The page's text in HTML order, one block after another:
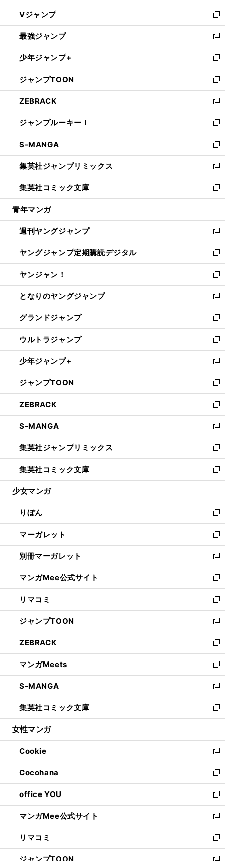
ウ
ィ
ン
ド
ウ
で
開
く
し
い
ウ
ィ
ン
ド
ウ
で
開
く
Vジャンプ
新
し
い
ウ
ィ
ン
ド
ウ
で
開
く
最強ジャンプ
新
し
い
ウ
ィ
ン
ド
ウ
で
開
く
少年ジャンプ+
新
し
い
ウ
ィ
ン
ド
ウ
で
開
く
ジャンプTOON
新
し
い
ウ
ィ
ン
ド
ウ
で
開
く
ZEBRACK
新
し
い
ウ
ィ
ン
ド
ウ
で
開
ジャンプルーキー！
新
し
い
ウ
ィ
ン
ド
ウ
開
く
S-MANGA
新
し
い
ウ
ィ
ン
ウ
で
開
く
集英社ジャンプリミックス
新
し
い
ウ
ン
ド
ウ
で
開
く
集英社コミック文庫
新
し
ウ
ィ
ン
ド
ウ
で
開
く
青年マンガ
週刊ヤングジャンプ
新
し
い
ウ
ィ
ン
ド
ウ
で
開
く
ヤングジャンプ定期購読デジタル
新
し
い
ウ
ィ
ン
ド
ウ
で
開
く
ヤンジャン！
新
し
い
ウ
ィ
ン
ド
ウ
で
開
く
となりのヤングジャンプ
新
し
い
ウ
ィ
ン
ド
ウ
で
開
く
グランドジャンプ
新
し
い
ウ
ィ
ン
ド
ウ
で
開
く
ウルトラジャンプ
新
し
い
ウ
ィ
ン
ド
ウ
で
開
く
少年ジャンプ+
新
し
い
ウ
ィ
ン
ド
ウ
で
開
く
ジャンプTOON
新
し
い
ウ
ィ
ン
ド
ウ
で
開
ZEBRACK
新
し
い
ウ
ィ
ン
ド
ウ
開
く
S-MANGA
新
し
い
ウ
ィ
ン
ウ
で
開
く
集英社ジャンプリミックス
新
し
い
ウ
ン
ド
ウ
で
開
く
集英社コミック文庫
新
し
ウ
ィ
ン
ド
ウ
で
開
く
少女マンガ
りぼん
新
し
い
ウ
ィ
ン
ド
ウ
で
開
く
マーガレット
新
し
い
ウ
ィ
ン
ド
ウ
で
開
く
別冊マーガレット
新
し
い
ウ
ィ
ン
ド
ウ
で
開
く
マンガMee公式サイト
新
し
い
ウ
ィ
ン
ド
ウ
で
開
く
リマコミ
新
し
い
ウ
ィ
ン
ド
ウ
で
開
く
ジャンプTOON
新
し
い
ウ
ィ
ン
ド
ウ
で
開
ZEBRACK
新
し
い
ウ
ィ
ン
ド
ウ
開
く
マンガMeets
新
し
い
ウ
ィ
ン
ウ
で
開
く
S-MANGA
新
し
い
ウ
ン
ド
ウ
で
開
く
集英社コミック文庫
新
し
ウ
ィ
ン
ド
ウ
で
開
く
女性マンガ
Cookie
新
し
い
ウ
ィ
ン
ド
ウ
で
開
く
Cocohana
新
し
い
ウ
ィ
ン
ド
ウ
office YOU
新
し
い
ウ
ィ
ン
マンガMee公式サイト
新
し
い
ウ
リマコミ
新
し